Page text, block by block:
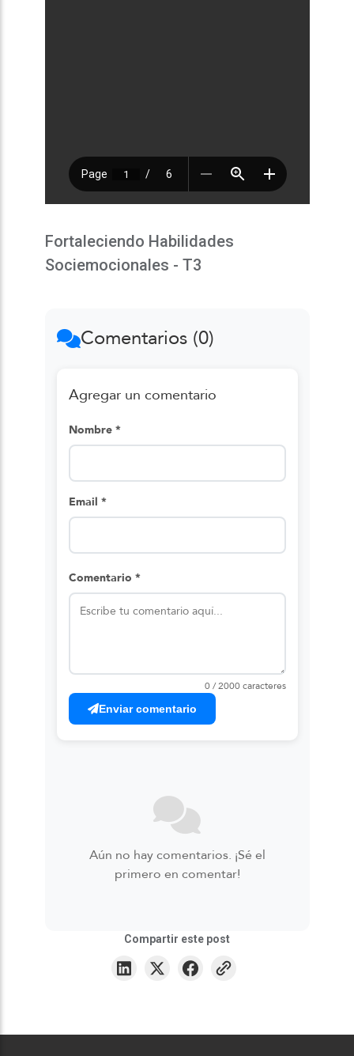
Fortaleciendo Habilidades
Sociemocionales - T3
Comentarios (0)
Agregar un comentario
Nombre *
Email *
Comentario *
0 / 2000 caracteres
Enviar comentario
Aún no hay comentarios. ¡Sé el
primero en comentar!
Compartir este post